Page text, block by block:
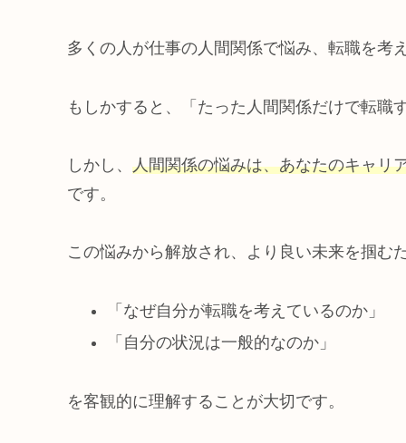
多くの人が仕事の人間関係で悩み、転職を考
もしかすると、「たった人間関係だけで転職
しかし、 人間関係の悩みは、あなたのキャリ
です。
この悩みから解放され、より良い未来を掴む
「なぜ自分が転職を考えているのか」
「自分の状況は一般的なのか」
を客観的に理解することが大切です。